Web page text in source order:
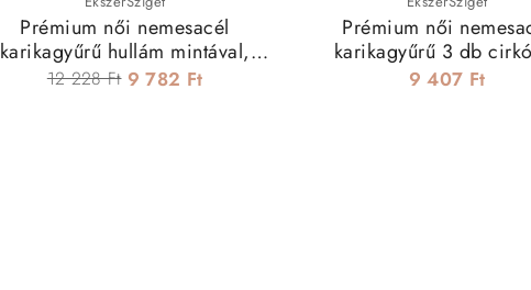
Prémium női nemesacél
karikagyűrű hullám mintával,
kristályokkal
12 228 Ft 9 782 Ft
Prémium női
karikagyűrű 3 db
kristállyal díszítve
9 407 Ft